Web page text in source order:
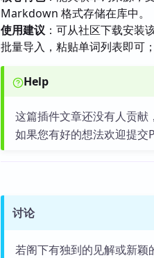
Markdown 格式存储在库中。
使用建议 ：可从社区下载安装
批量导入，粘贴单词列表即可
Help
这篇插件文章还没有人贡献
如果您有好的想法欢迎提交
讨论
若阁下有独到的见解或新颖